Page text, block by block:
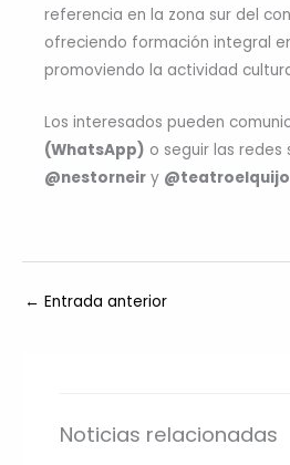
referencia en la zona sur del
ofreciendo formación integral
promoviendo la actividad
Los interesados pueden
(WhatsApp) o seguir las redes
@nestorneir y
← Entrada anterior
Noticias relacionadas